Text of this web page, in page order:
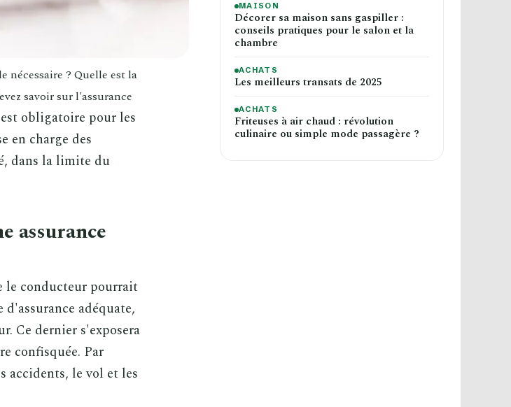
nécessaire ? Quelle est la
savoir sur l'assurance
obligatoire pour les
en charge des
dans la limite du
assurance
le conducteur pourrait
adéquate,
Ce dernier s'exposera
confisquée. Par
accidents, le vol et les
MAISON
Décorer sa maison sans gaspiller :
conseils pratiques pour le salon et la
chambre
ACHATS
Les meilleurs transats de 2025
ACHATS
Friteuses à air chaud : révolution
culinaire ou simple mode passagère ?